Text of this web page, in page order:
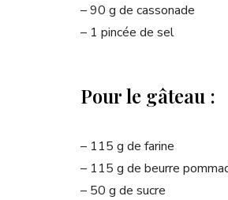
– 90 g de cassonade
– 1 pincée de sel
Pour le gâteau :
– 115 g de farine
– 115 g de beurre
– 50 g de sucre